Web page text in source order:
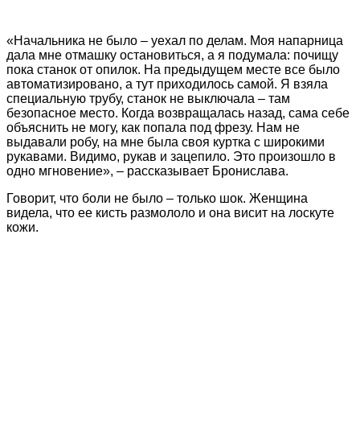
«Начальника не было – уехал по делам. Моя напарница
дала мне отмашку остановиться, а я подумала: почищу
пока станок от опилок. На предыдущем месте все было
автоматизировано, а тут приходилось самой. Я взяла
специальную трубу, станок не выключала – там
безопасное место. Когда возвращалась назад, сама себе
объяснить не могу, как попала под фрезу. Нам не
выдавали робу, на мне была своя куртка с широкими
рукавами. Видимо, рукав и зацепило. Это произошло в
одно мгновение», – рассказывает Бронислава.
Говорит, что боли не было – только шок. Женщина
видела, что ее кисть размололо и она висит на лоскуте
кожи.